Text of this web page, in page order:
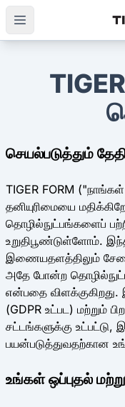
செயல்படுத்தும்
TIGER FORM
தனியுரிமையை
தொழில்நுட்பங்களைப்
உறுதிபூண்டுள்ளோம்.
இணையதளத்திலும்
அதே போன்ற
என்பதை விளக்குகிறது.
(GDPR உட்பட) மற்றும்
சட்டங்களுக்கு
பயன்படுத்துவதற்கான
உங்கள் ஒப்புதல்